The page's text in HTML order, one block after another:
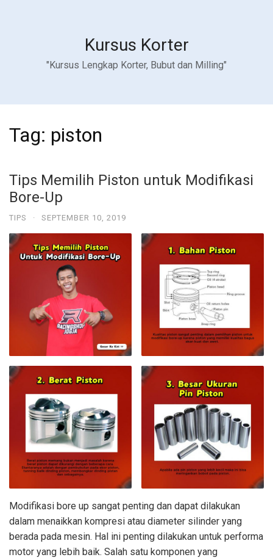
Kursus Korter
"Kursus Lengkap Korter, Bubut dan Milling"
Tag: piston
Tips Memilih Piston untuk Modifikasi
Bore-Up
TIPS · SEPTEMBER 10, 2019
Modifikasi bore up sangat penting dan dapat dilakukan
dalam menaikkan kompresi atau diameter silinder yang
berada pada mesin. Hal ini penting dilakukan untuk performa
motor yang lebih baik. Salah satu komponen yang